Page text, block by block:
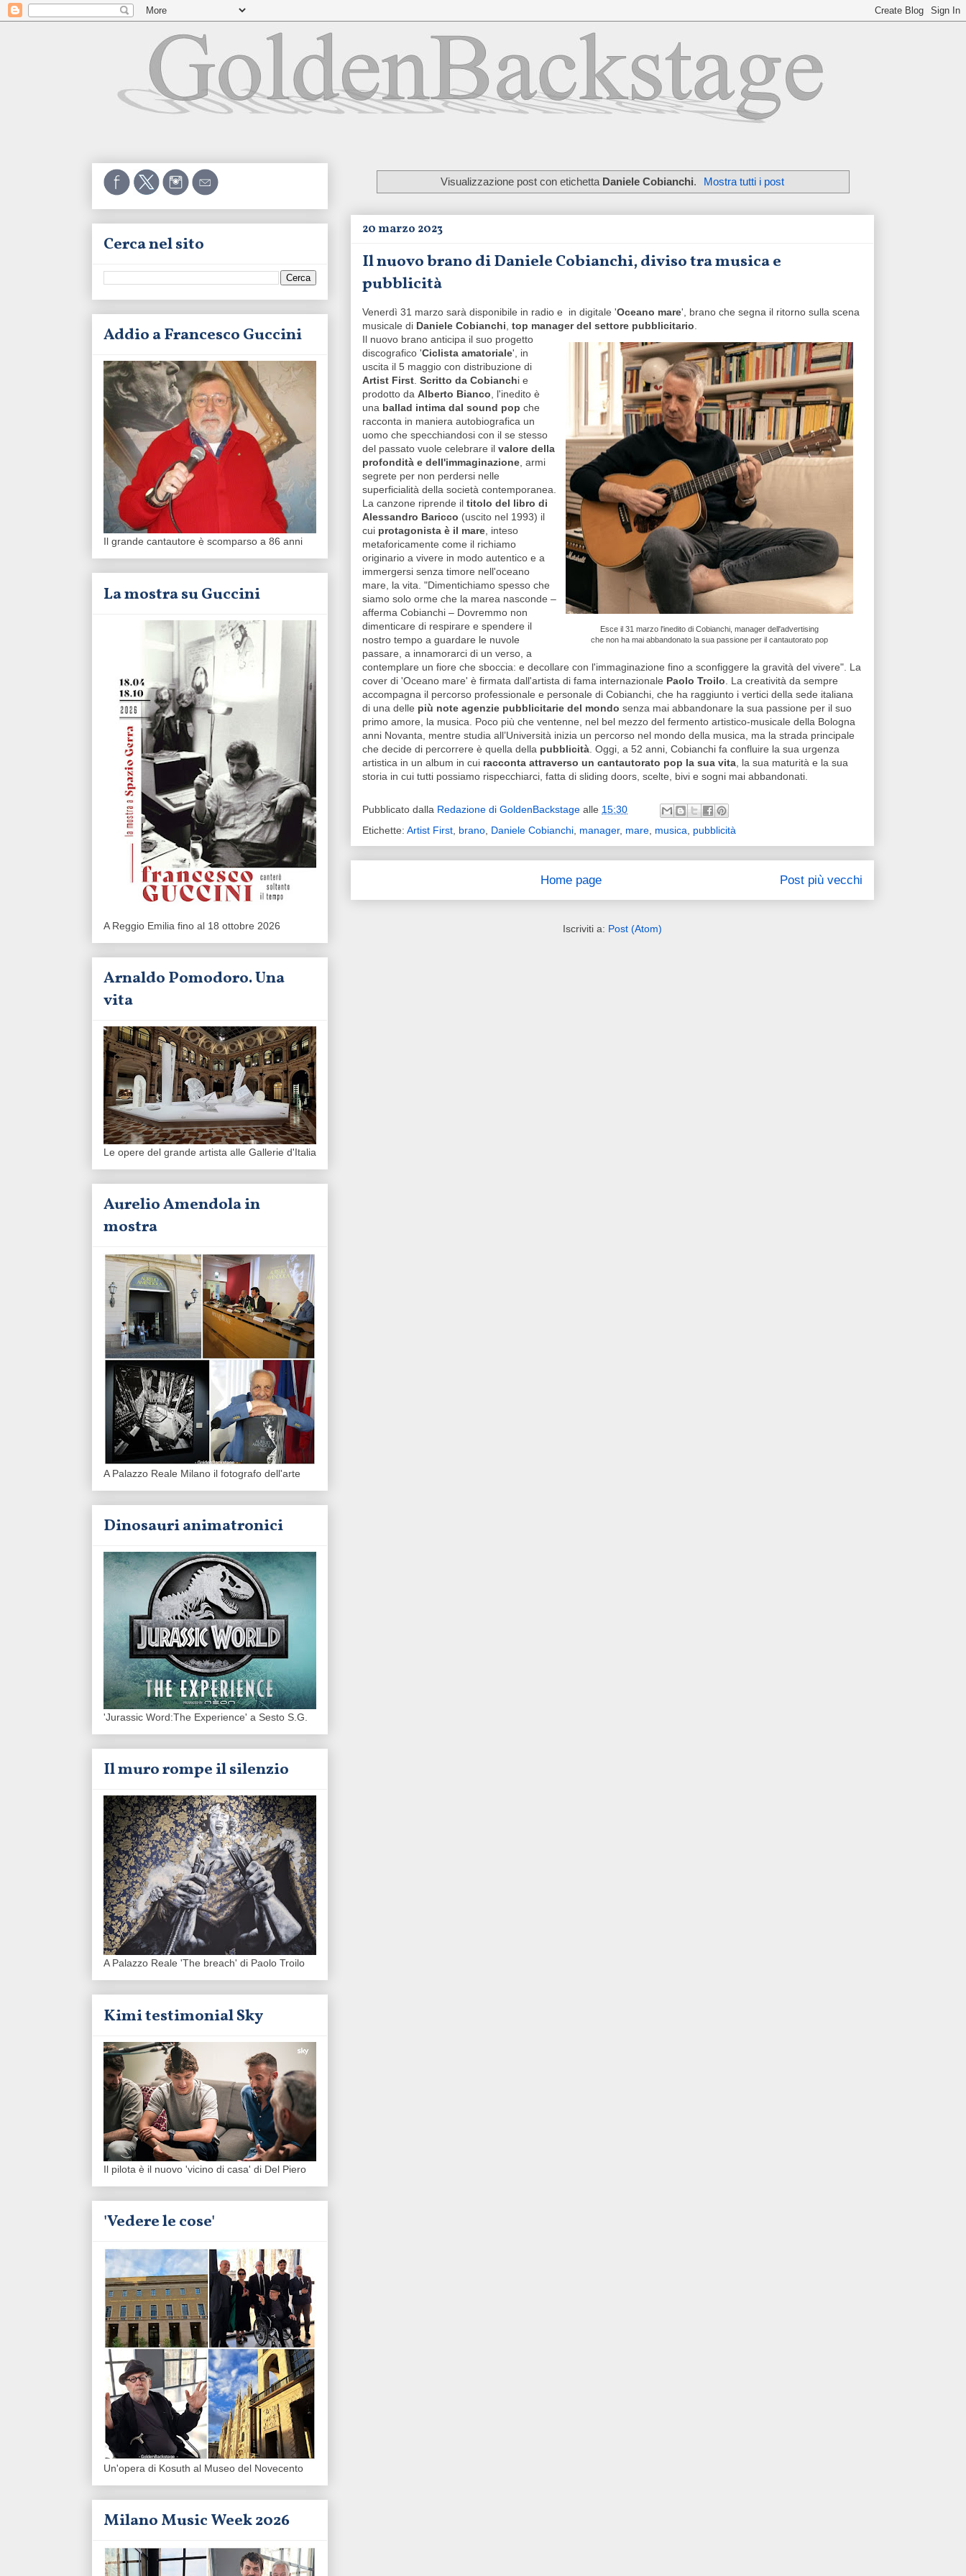
Visualizzazione post con etichetta Daniele Cobianchi. Mostra tutti i post
20 marzo 2023
Il nuovo brano di Daniele Cobianchi, diviso tra musica e
pubblicità
Venerdì 31 marzo sarà disponibile in radio e in digitale 'Oceano mare', brano che segna il ritorno sulla scena
musicale di Daniele Cobianchi, top manager del settore pubblicitario.
Esce il 31 marzo l'inedito di Cobianchi, manager dell'advertising
che non ha mai abbandonato la sua passione per il cantautorato pop
Il nuovo brano anticipa il suo progetto
discografico 'Ciclista amatoriale', in
uscita il 5 maggio con distribuzione di
Artist First. Scritto da Cobianchi e
prodotto da Alberto Bianco, l'inedito è
una ballad intima dal sound pop che
racconta in maniera autobiografica un
uomo che specchiandosi con il se stesso
del passato vuole celebrare il valore della
profondità e dell'immaginazione, armi
segrete per non perdersi nelle
superficialità della società contemporanea.
La canzone riprende il titolo del libro di
Alessandro Baricco (uscito nel 1993) il
cui protagonista è il mare, inteso
metaforicamente come il richiamo
originario a vivere in modo autentico e a
immergersi senza timore nell'oceano
mare, la vita. "Dimentichiamo spesso che
siamo solo orme che la marea nasconde –
afferma Cobianchi – Dovremmo non
dimenticare di respirare e spendere il
nostro tempo a guardare le nuvole
passare, a innamorarci di un verso, a
contemplare un fiore che sboccia: e decollare con l'immaginazione fino a sconfiggere la gravità del vivere". La
cover di 'Oceano mare' è firmata dall'artista di fama internazionale Paolo Troilo. La creatività da sempre
accompagna il percorso professionale e personale di Cobianchi, che ha raggiunto i vertici della sede italiana
di una delle più note agenzie pubblicitarie del mondo senza mai abbandonare la sua passione per il suo
primo amore, la musica. Poco più che ventenne, nel bel mezzo del fermento artistico-musicale della Bologna
anni Novanta, mentre studia all’Università inizia un percorso nel mondo della musica, ma la strada principale
che decide di percorrere è quella della pubblicità. Oggi, a 52 anni, Cobianchi fa confluire la sua urgenza
artistica in un album in cui racconta attraverso un cantautorato pop la sua vita, la sua maturità e la sua
storia in cui tutti possiamo rispecchiarci, fatta di sliding doors, scelte, bivi e sogni mai abbandonati.
Pubblicato dalla Redazione di GoldenBackstage alle 15:30
Etichette: Artist First, brano, Daniele Cobianchi, manager, mare, musica, pubblicità
Post più vecchi
Home page
Iscriviti a: Post (Atom)
Cerca nel sito
Addio a Francesco Guccini
Il grande cantautore è scomparso a 86 anni
La mostra su Guccini
A Reggio Emilia fino al 18 ottobre 2026
Arnaldo Pomodoro. Una
vita
Le opere del grande artista alle Gallerie d'Italia
Aurelio Amendola in
mostra
A Palazzo Reale Milano il fotografo dell'arte
Dinosauri animatronici
'Jurassic Word:The Experience' a Sesto S.G.
Il muro rompe il silenzio
A Palazzo Reale 'The breach' di Paolo Troilo
Kimi testimonial Sky
Il pilota è il nuovo 'vicino di casa' di Del Piero
'Vedere le cose'
Un'opera di Kosuth al Museo del Novecento
Milano Music Week 2026